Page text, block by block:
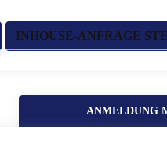
INHOUSE-ANFRAGE
ANMELDUNG